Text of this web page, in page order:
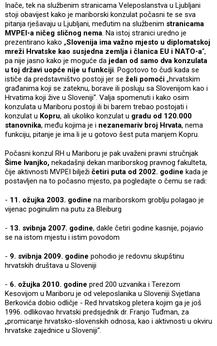
Inače, tek na službenim stranicama Veleposlanstva u Ljubljani
stoji obavijest kako je mariborski konzulat počasni te se sva
pitanja rješavaju u Ljubljani, međutim na službenim stranicama
MVPEI-a ničeg sličnog nema. Na istoj stranici uredno je
prezentirano kako „Slovenija ima važno mjesto u diplomatskoj
mreži Hrvatske kao susjedna zemlja i članica EU i NATO-a“,
pa nije jasno kako je moguće da jedan od samo dva konzulata
u toj državi uopće nije u funkciji. Pogotovo to čudi kada se
ističe da predstavništvo postoji jer se želi pomoći „hrvatskim
građanima koji se zateknu, borave ili posluju sa Slovenijom kao i
Hrvatima koji žive u Sloveniji“. Valja spomenuti i kako osim
konzulata u Mariboru postoji ili bi barem trebao postojati i
konzulat u Kopru, ali ukoliko konzulat u gradu od 120.000
stanovnika, među kojima je i nezanemariv broj Hrvata, nema
funkciju, pitanje je ima li je u gotovo šest puta manjem Kopru.
Počasni konzul RH u Mariboru je pak uvaženi pravni stručnjak
Šime Ivanjko, nekadašnji dekan mariborskog pravnog fakulteta,
čije aktivnosti MVPEI bilježi četiri puta od 2002. godine kada je
postavljen na to počasno mjesto, pa pogledajte o čemu se radi:
- 11. ožujka 2003. godine na mariborskom groblju polagao je
vijenac poginulim na putu za Bleiburg
- 13. svibnja 2007. godine, dakle četiri godine kasnije, pojavio
se na istom mjestu i istim povodom
- 9. svibnja 2009. godine pohodio je redovnu skupštinu
hrvatskih društava u Sloveniji
- 6. ožujka 2010. godine pred 200 uzvanika i Terezom
Kesovijom u Mariboru je od veleposlanika u Sloveniji Svjetlana
Berkovića dobio odličje - Red hrvatskog pletera kojim ga je još
1996. odlikovao hrvatski predsjednik dr. Franjo Tuđman, za
„promicanje hrvatsko-slovenskih odnosa, kao i aktivnosti u okviru
hrvatske zajednice u Sloveniji“.